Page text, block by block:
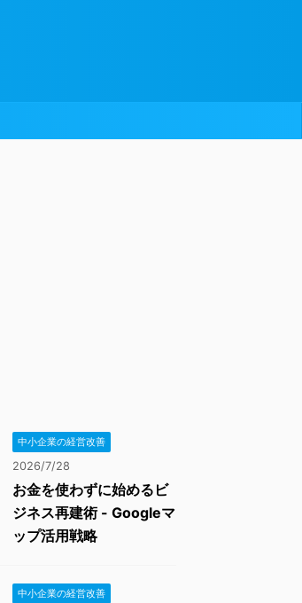
中小企業の経営改善
2026/7/28
お金を使わずに始めるビ
ジネス再建術 - Googleマ
ップ活用戦略
中小企業の経営改善